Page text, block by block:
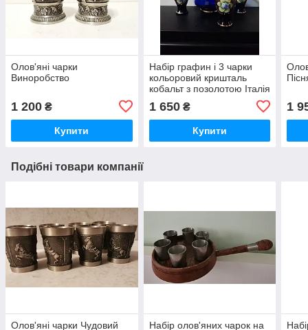
Олов'яні чарки
Виноробство
1 200 ₴
Купити
Набір графин і 3 чарки
кольоровий кришталь
кобальт з позолотою Італія
1 650₴
Купити
1
Подібні товари компанії
Олов'яні чарки Чудовий
Набір олов'яних чарок на